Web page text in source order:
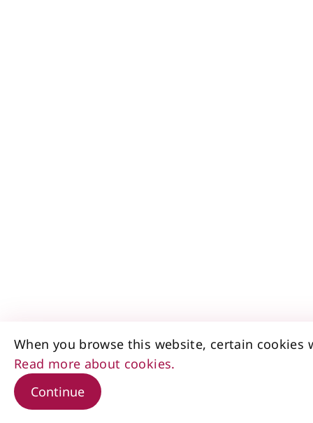
When you browse this website, certain
Read more about cookies.
Continue